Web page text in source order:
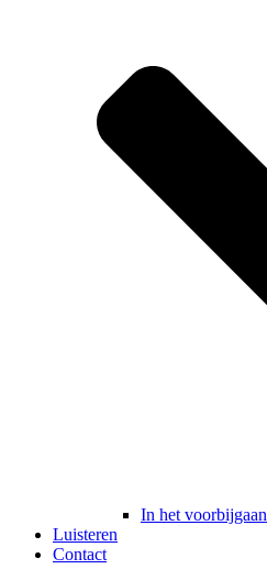
In het voorbijgaan
Luisteren
Contact